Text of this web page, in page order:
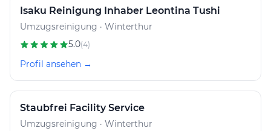
Isaku Reinigung Inhaber Leontina Tushi
Umzugsreinigung · Winterthur
5.0(4)
Profil ansehen →
Staubfrei Facility Service
Umzugsreinigung · Winterthur